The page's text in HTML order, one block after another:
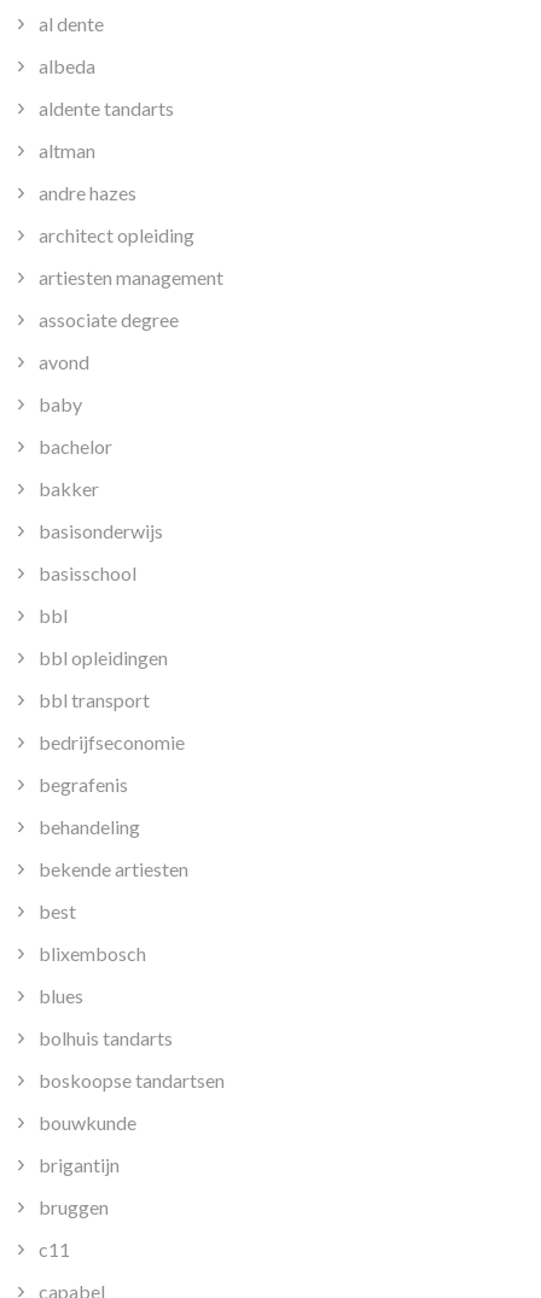
al dente
albeda
aldente tandarts
altman
andre hazes
architect opleiding
artiesten management
associate degree
avond
baby
bachelor
bakker
basisonderwijs
basisschool
bbl
bbl opleidingen
bbl transport
bedrijfseconomie
begrafenis
behandeling
bekende artiesten
best
blixembosch
blues
bolhuis tandarts
boskoopse tandartsen
bouwkunde
brigantijn
bruggen
c11
capabel